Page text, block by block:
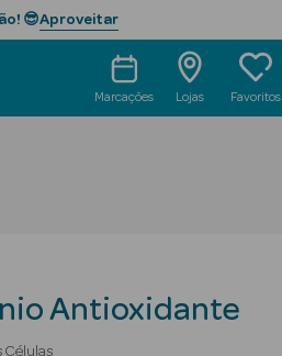
😎Aproveitar
Marcações Lojas Favoritos
Antioxidante
Células